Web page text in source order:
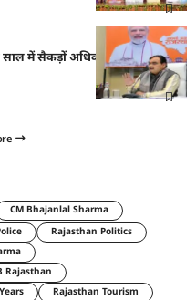
साल में सैकड़ों अधिकारियों-
CM Bhajanlal Sharma
Rajasthan Politics
Rajasthan
Rajasthan Tourism